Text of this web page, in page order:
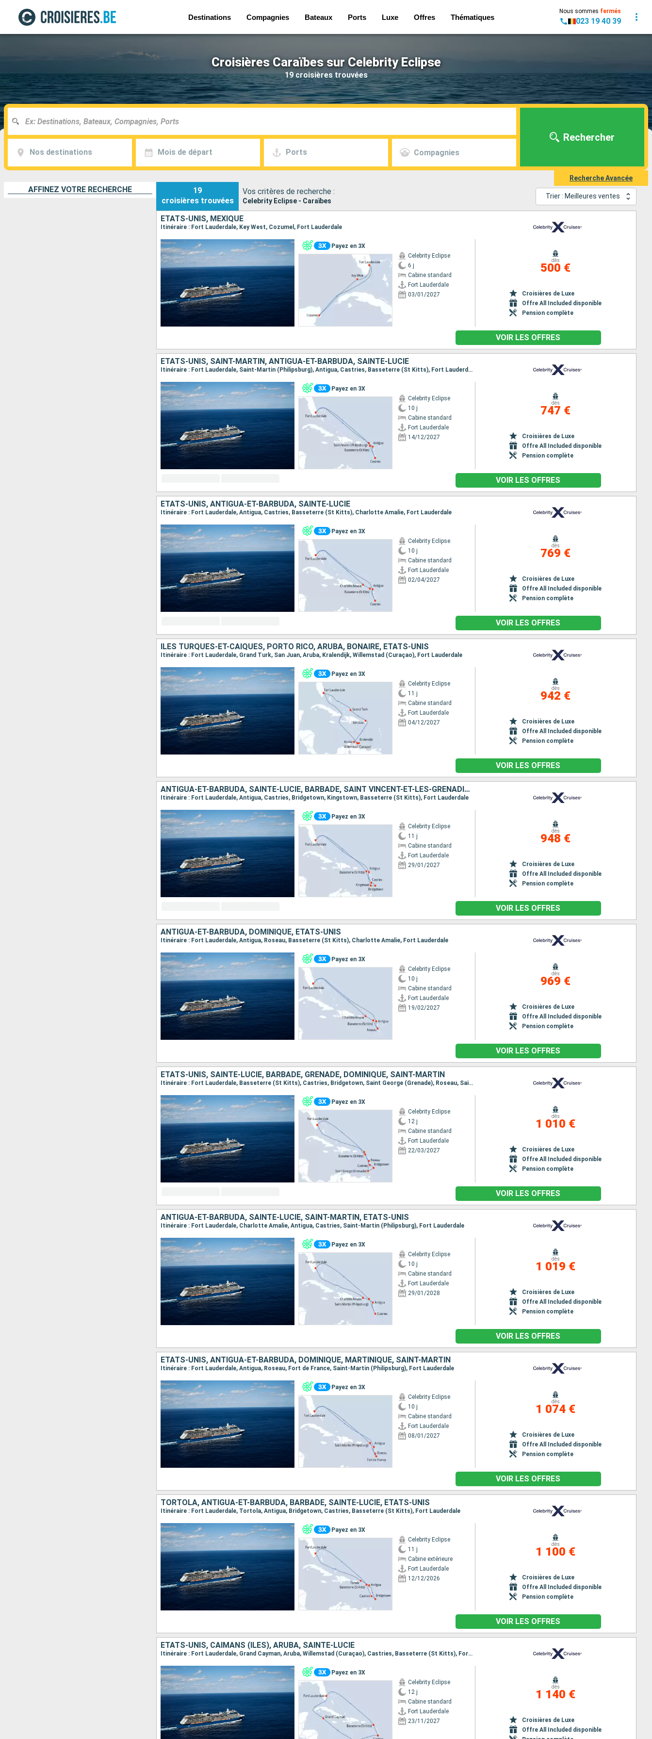
Destinations Compagnies Bateaux Ports Luxe Offres Thématiques
Nous sommes fermés
023 19 40 39
Croisières Caraïbes sur Celebrity Eclipse
19 croisières trouvées
Nos destinations Mois de départ Ports Compagnies
Rechercher
Recherche Avancée
AFFINEZ VOTRE RECHERCHE
19
croisières trouvées
Vos critères de recherche :
Celebrity Eclipse - Caraïbes
Trier : Meilleures ventes
ÉTATS-UNIS, MEXIQUE
Itinéraire : Fort Lauderdale, Key West, Cozumel, Fort Lauderdale
Payez en 3X
Celebrity Eclipse
6 j
Cabine standard
Fort Lauderdale
03/01/2027
dès
500 €
Croisières de Luxe
Offre All Included disponible
Pension complète
VOIR LES OFFRES
ÉTATS-UNIS, SAINT-MARTIN, ANTIGUA-ET-BARBUDA, SAINTE-LUCIE
Itinéraire : Fort Lauderdale, Saint-Martin (Philipsburg), Antigua, Castries, Basseterre (St Kitts), Fort Lauderdale
Payez en 3X
Celebrity Eclipse
10 j
Cabine standard
Fort Lauderdale
14/12/2027
dès
747 €
Croisières de Luxe
Offre All Included disponible
Pension complète
VOIR LES OFFRES
ÉTATS-UNIS, ANTIGUA-ET-BARBUDA, SAINTE-LUCIE
Itinéraire : Fort Lauderdale, Antigua, Castries, Basseterre (St Kitts), Charlotte Amalie, Fort Lauderdale
Payez en 3X
Celebrity Eclipse
10 j
Cabine standard
Fort Lauderdale
02/04/2027
dès
769 €
Croisières de Luxe
Offre All Included disponible
Pension complète
VOIR LES OFFRES
ÎLES TURQUES-ET-CAÏQUES, PORTO RICO, ARUBA, BONAIRE, ÉTATS-UNIS
Itinéraire : Fort Lauderdale, Grand Turk, San Juan, Aruba, Kralendijk, Willemstad (Curaçao), Fort Lauderdale
Payez en 3X
Celebrity Eclipse
11 j
Cabine standard
Fort Lauderdale
04/12/2027
dès
942 €
Croisières de Luxe
Offre All Included disponible
Pension complète
VOIR LES OFFRES
ANTIGUA-ET-BARBUDA, SAINTE-LUCIE, BARBADE, SAINT VINCENT-ET-LES-GRENADINES, ÉTATS-UNIS
Itinéraire : Fort Lauderdale, Antigua, Castries, Bridgetown, Kingstown, Basseterre (St Kitts), Fort Lauderdale
Payez en 3X
Celebrity Eclipse
11 j
Cabine standard
Fort Lauderdale
29/01/2027
dès
948 €
Croisières de Luxe
Offre All Included disponible
Pension complète
VOIR LES OFFRES
ANTIGUA-ET-BARBUDA, DOMINIQUE, ÉTATS-UNIS
Itinéraire : Fort Lauderdale, Antigua, Roseau, Basseterre (St Kitts), Charlotte Amalie, Fort Lauderdale
Payez en 3X
Celebrity Eclipse
10 j
Cabine standard
Fort Lauderdale
19/02/2027
dès
969 €
Croisières de Luxe
Offre All Included disponible
Pension complète
VOIR LES OFFRES
ÉTATS-UNIS, SAINTE-LUCIE, BARBADE, GRENADE, DOMINIQUE, SAINT-MARTIN
Itinéraire : Fort Lauderdale, Basseterre (St Kitts), Castries, Bridgetown, Saint George (Grenade), Roseau, Saint-Martin (Philipsburg), Fort Lauderdale
Payez en 3X
Celebrity Eclipse
12 j
Cabine standard
Fort Lauderdale
22/03/2027
dès
1 010 €
Croisières de Luxe
Offre All Included disponible
Pension complète
VOIR LES OFFRES
ANTIGUA-ET-BARBUDA, SAINTE-LUCIE, SAINT-MARTIN, ÉTATS-UNIS
Itinéraire : Fort Lauderdale, Charlotte Amalie, Antigua, Castries, Saint-Martin (Philipsburg), Fort Lauderdale
Payez en 3X
Celebrity Eclipse
10 j
Cabine standard
Fort Lauderdale
29/01/2028
dès
1 019 €
Croisières de Luxe
Offre All Included disponible
Pension complète
VOIR LES OFFRES
ÉTATS-UNIS, ANTIGUA-ET-BARBUDA, DOMINIQUE, MARTINIQUE, SAINT-MARTIN
Itinéraire : Fort Lauderdale, Antigua, Roseau, Fort de France, Saint-Martin (Philipsburg), Fort Lauderdale
Payez en 3X
Celebrity Eclipse
10 j
Cabine standard
Fort Lauderdale
08/01/2027
dès
1 074 €
Croisières de Luxe
Offre All Included disponible
Pension complète
VOIR LES OFFRES
TORTOLA, ANTIGUA-ET-BARBUDA, BARBADE, SAINTE-LUCIE, ÉTATS-UNIS
Itinéraire : Fort Lauderdale, Tortola, Antigua, Bridgetown, Castries, Basseterre (St Kitts), Fort Lauderdale
Payez en 3X
Celebrity Eclipse
11 j
Cabine extérieure
Fort Lauderdale
12/12/2026
dès
1 100 €
Croisières de Luxe
Offre All Included disponible
Pension complète
VOIR LES OFFRES
ÉTATS-UNIS, CAÏMANS (ÎLES), ARUBA, SAINTE-LUCIE
Itinéraire : Fort Lauderdale, Grand Cayman, Aruba, Willemstad (Curaçao), Castries, Basseterre (St Kitts), Fort Lauderdale
Payez en 3X
Celebrity Eclipse
12 j
Cabine standard
Fort Lauderdale
23/11/2027
dès
1 140 €
Croisières de Luxe
Offre All Included disponible